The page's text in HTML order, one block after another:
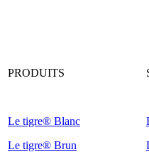
PRODUITS
Le tigre® Blanc
Le tigre® Brun